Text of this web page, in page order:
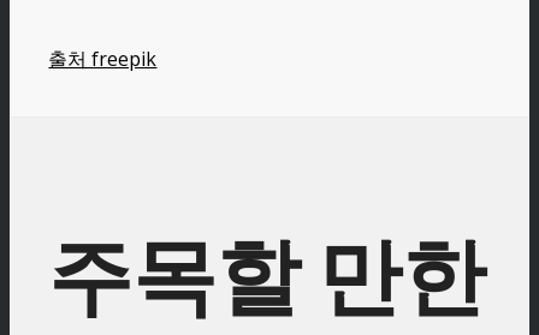
출처 freepik
주목할 만한